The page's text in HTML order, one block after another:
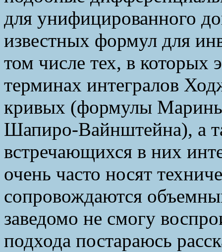
для унифицированного
известных формул для
том числе тех, в которых
терминах интегралов
кривых (формулы
Шапиро-Вайнштейна), а
встречающихся в них
очень часто носят
сопровождаются
заведомо не смогу
подхода постараюсь